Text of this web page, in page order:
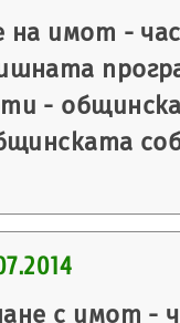
на имот -
-
с имот -